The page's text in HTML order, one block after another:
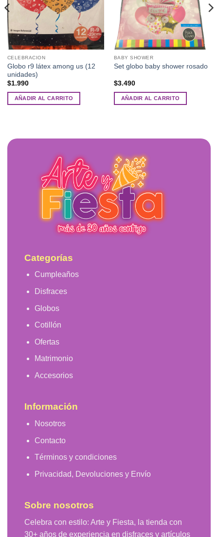
CELEBRACION
Globo r9 látex among us (12
unidades)
$1.990
AÑADIR AL CARRITO
BABY SHOWER
Set globo baby shower rosado
$3.490
AÑADIR AL CARRITO
Categorías
Cumpleaños
Disfraces
Globos
Cotillón
Ofertas
Matrimonio
Accesorios
Información
Nosotros
Contacto
Términos y condiciones
Privacidad, Devoluciones y Envío
Sobre nosotros
Celebra con estilo: Arte y Fiesta, la tienda con
30+ años de experiencia en disfraces y artículos